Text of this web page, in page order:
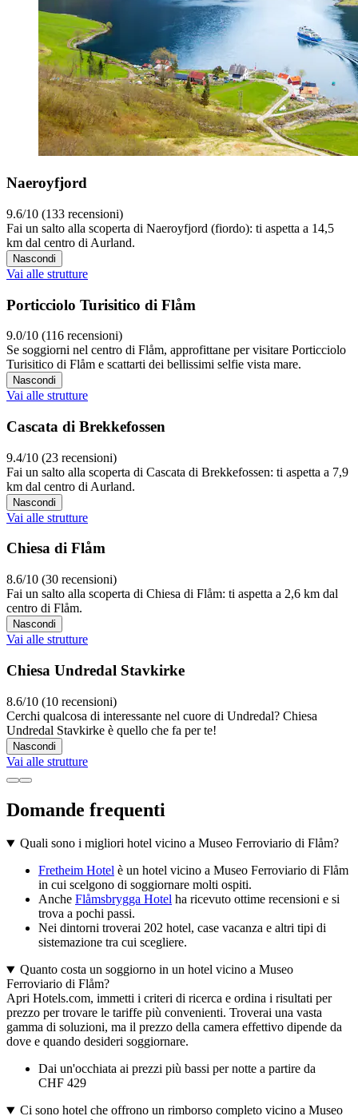
Naeroyfjord
9.6/10 (133 recensioni)
Fai un salto alla scoperta di Naeroyfjord (fiordo): ti aspetta a 14,5
km dal centro di Aurland.
Nascondi
Vai alle strutture
Porticciolo Turisitico di Flåm
9.0/10 (116 recensioni)
Se soggiorni nel centro di Flåm, approfittane per visitare Porticciolo
Turisitico di Flåm e scattarti dei bellissimi selfie vista mare.
Nascondi
Vai alle strutture
Cascata di Brekkefossen
9.4/10 (23 recensioni)
Fai un salto alla scoperta di Cascata di Brekkefossen: ti aspetta a 7,9
km dal centro di Aurland.
Nascondi
Vai alle strutture
Chiesa di Flåm
8.6/10 (30 recensioni)
Fai un salto alla scoperta di Chiesa di Flåm: ti aspetta a 2,6 km dal
centro di Flåm.
Nascondi
Vai alle strutture
Chiesa Undredal Stavkirke
8.6/10 (10 recensioni)
Cerchi qualcosa di interessante nel cuore di Undredal? Chiesa
Undredal Stavkirke è quello che fa per te!
Nascondi
Vai alle strutture
Domande frequenti
Quali sono i migliori hotel vicino a Museo Ferroviario di Flåm?
Fretheim Hotel è un hotel vicino a Museo Ferroviario di Flåm
in cui scelgono di soggiornare molti ospiti.
Anche Flåmsbrygga Hotel ha ricevuto ottime recensioni e si
trova a pochi passi.
Nei dintorni troverai 202 hotel, case vacanza e altri tipi di
sistemazione tra cui scegliere.
Quanto costa un soggiorno in un hotel vicino a Museo
Ferroviario di Flåm?
Apri Hotels.com, immetti i criteri di ricerca e ordina i risultati per
prezzo per trovare le tariffe più convenienti. Troverai una vasta
gamma di soluzioni, ma il prezzo della camera effettivo dipende da
dove e quando desideri soggiornare.
Dai un'occhiata ai prezzi più bassi per notte a partire da
CHF 429
Ci sono hotel che offrono un rimborso completo vicino a Museo